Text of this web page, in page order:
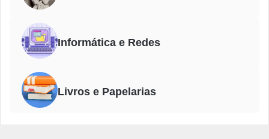
Informática e Redes
Livros e Papelarias